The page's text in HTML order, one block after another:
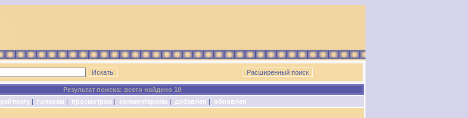
Результат поиска: всего найдено 10
рейтингу | голосам | просмотрам | комментариям | добавлен | обновлен